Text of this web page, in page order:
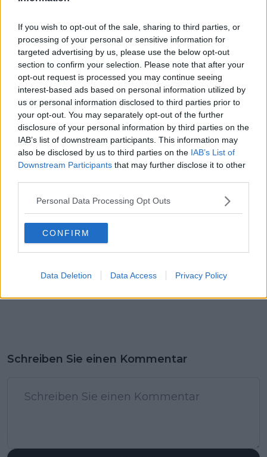
If you wish to opt-out of the sale, sharing to third parties, or
processing of your personal or sensitive information for
targeted advertising by us, please use the below opt-out
section to confirm your selection. Please note that after your
opt-out request is processed you may continue seeing
interest-based ads based on personal information utilized by
us or personal information disclosed to third parties prior to
your opt-out. You may separately opt-out of the further
disclosure of your personal information by third parties on the
IAB’s list of downstream participants. This information may
also be disclosed by us to third parties on the IAB’s List of
Downstream Participants that may further disclose it to other
Personal Data Processing Opt Outs
CONFIRM
Data Deletion Data Access Privacy Policy
Klatscht 0
Besucher 0
Vorheriger Artikel
"Ich hätte nie
gedacht, dass ich mit
Tadej kämpfen
könnte" - Pogacar ist
Jonathan Milans
Hauptkonkurrent um
das Grüne Trikot der
Tour de France
Nächster Artikel
Die UAE setzen ihren
Erfolg bei der Tour de
France fort - Tim
Wellens gelingt ein
glorreicher
Ausreißversuch in
Carcassonne
Schreiben Sie einen Kommentar